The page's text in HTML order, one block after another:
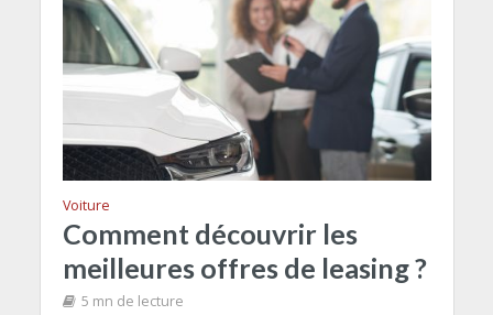
Voiture
Comment découvrir les
meilleures offres de leasing ?
5 mn de lecture